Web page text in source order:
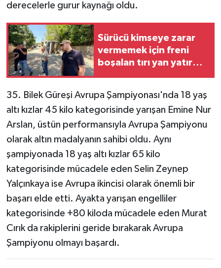
derecelerle gurur kaynağı oldu.
Sürücü kimseye zarar
vermemek için freni
boşalan tırı yan yatırdı,
35. Bilek Güreşi Avrupa Şampiyonası'nda 18 yaş
altı kızlar 45 kilo kategorisinde yarışan Emine Nur
Arslan, üstün performansıyla Avrupa Şampiyonu
olarak altın madalyanın sahibi oldu. Aynı
şampiyonada 18 yaş altı kızlar 65 kilo
kategorisinde mücadele eden Selin Zeynep
Yalçınkaya ise Avrupa ikincisi olarak önemli bir
başarı elde etti. Ayakta yarışan engelliler
kategorisinde +80 kiloda mücadele eden Murat
Cırık da rakiplerini geride bırakarak Avrupa
Şampiyonu olmayı başardı.